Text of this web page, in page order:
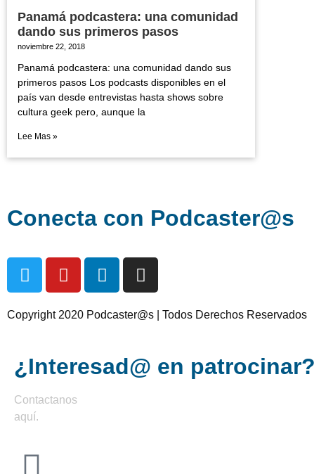
Panamá podcastera: una comunidad
dando sus primeros pasos
noviembre 22, 2018
Panamá podcastera: una comunidad dando sus
primeros pasos Los podcasts disponibles en el
país van desde entrevistas hasta shows sobre
cultura geek pero, aunque la
Lee Mas »
Conecta con Podcaster@s
Copyright 2020 Podcaster@s | Todos Derechos Reservados
¿Interesad@ en patrocinar?
Contactanos
aquí.